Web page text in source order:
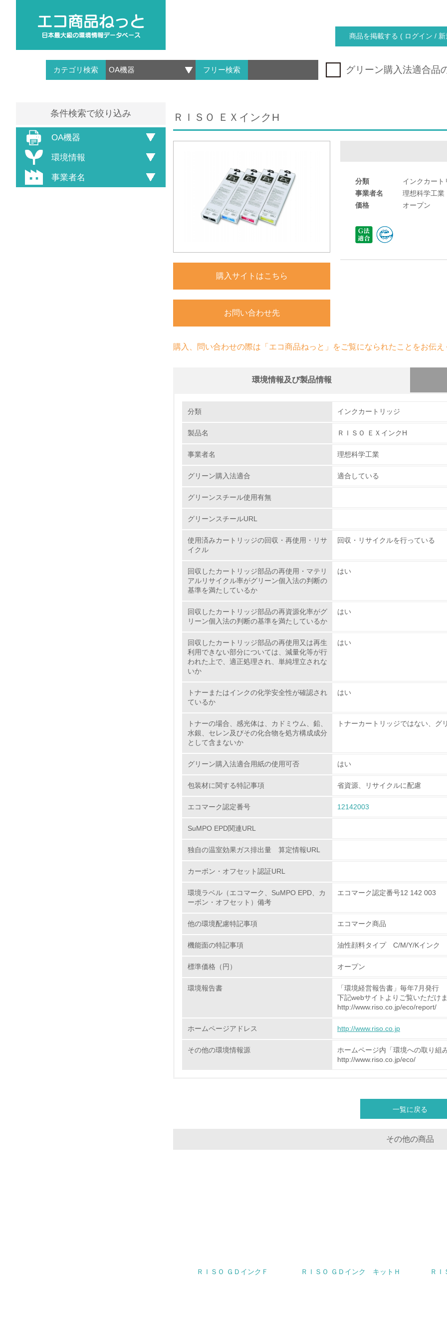
商品を掲載する ( ログイン / 新
カテゴリ検索 フリー検索 グリーン購入法適合品
条件検索で絞り込み
OA機器
環境情報
事業者名
ＲＩＳＯ ＥＸインクH
購入サイトはこちら
お問い合わせ先
分類
インクカート
事業者名
理想科学工業
価格
オープン
購入、問い合わせの際は「エコ商品ねっと」をご覧になられたことをお伝え
環境情報及び製品情報
1.環境取り組み体制
No.
3.
4. 自社に関係する主要な環境法規制を把握し、順守している
5.
6. 従業員が環境方針に基づいて自分の業務の中で行うべき環境対
8.
2.環境への取り組み
資源・エネルギー
9. <L1> 資源（投入原料、水等）とエネルギー（電力、重油、ガス
10. <L2> 資源とエネルギーの使用量の把握をし、具体的な削減目標
12. <L2> 環境配慮型製品・サービスの製造・販売状況を把握し、具
包装・物流
非該当（包装・物流を必要とする業務を行っていない）
15. <L1> 環境負荷ができるだけ小さい包装・梱包を行っている
生物多様性保全
分類 インクカートリッジ
製品名 ＲＩＳＯ ＥＸインクH
事業者名 理想科学工業
グリーン購入法適合 適合している
グリーンスチール使用有無
グリーンスチールURL
使用済みカートリッジの回収・再使用・リサ
イクル
回収・リサイクルを行っている
回収したカートリッジ部品の再使用・マテリ
アルリサイクル率がグリーン個入法の判断の
基準を満たしているか
はい
回収したカートリッジ部品の再資源化率がグ
リーン個入法の判断の基準を満たしているか
はい
回収したカートリッジ部品の再使用又は再生
利用できない部分については、減量化等が行
われた上で、適正処理され、単純埋立されな
いか
はい
トナーまたはインクの化学安全性が確認され
ているか
はい
トナーの場合、感光体は、カドミウム、鉛、
水銀、セレン及びその化合物を処方構成成分
として含まないか
トナーカートリッジではない、グ
グリーン購入法適合用紙の使用可否 はい
包装材に関する特記事項 省資源、リサイクルに配慮
エコマーク認定番号 12142003
SuMPO EPD関連URL
独自の温室効果ガス排出量 算定情報URL
カーボン・オフセット認証URL
環境ラベル（エコマーク、SuMPO EPD、カ
ーボン・オフセット）備考
エコマーク認定番号12 142 003
他の環境配慮特記事項 エコマーク商品
機能面の特記事項 油性顔料タイプ C/M/Y/Kインク
標準価格（円） オープン
環境報告書
「環境経営報告書」毎年7月発行
下記webサイトよりご覧いただけま
http://www.riso.co.jp/eco/report/
ホームページアドレス http://www.riso.co.jp
その他の環境情報源
ホームページ内「環境への取り組み
http://www.riso.co.jp/eco/
一覧に戻る
その他の商品
ＲＩＳＯ ＧＤインクＦ ＲＩＳＯ ＧＤインク キットＨ ＲＩ